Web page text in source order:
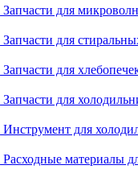
Запчасти для
Запчасти для
Запчасти для
Запчасти для
Инструмент для
Расходные материалы